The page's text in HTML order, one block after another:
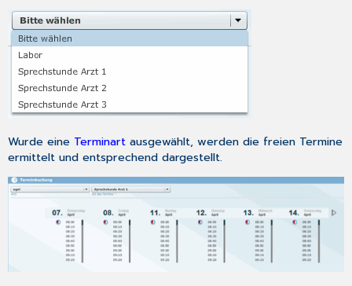
Wurde eine Terminart ausgewählt, werden die freien Termine
ermittelt und entsprechend dargestellt.